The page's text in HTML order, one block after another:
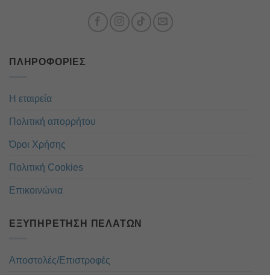
ΠΛΗΡΟΦΟΡΊΕΣ
Η εταιρεία
Πολιτική απορρήτου
Όροι Χρήσης
Πολιτική Cookies
Επικοινώνια
ΕΞΥΠΗΡΈΤΗΣΗ ΠΕΛΑΤΏΝ
Αποστολές/Επιστροφές